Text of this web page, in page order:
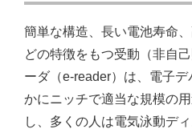
簡単な構造、長い電池寿命
どの特徴をもつ受動（非自
ーダ（e-reader）は、電子
かにニッチで適当な規模の
し、多くの人は電気泳動デ